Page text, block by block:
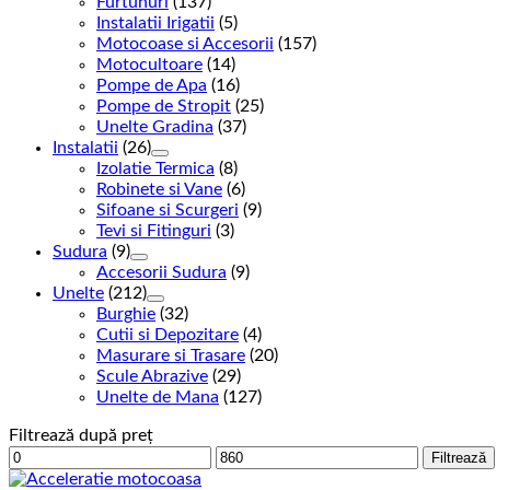
Instalatii Irigatii (5)
Motocoase si Accesorii (157)
Motocultoare (14)
Pompe de Apa (16)
Pompe de Stropit (25)
Unelte Gradina (37)
Instalatii (26)
Izolatie Termica (8)
Robinete si Vane (6)
Sifoane si Scurgeri (9)
Tevi si Fitinguri (3)
Sudura (9)
Accesorii Sudura (9)
Unelte (212)
Burghie (32)
Cutii si Depozitare (4)
Masurare si Trasare (20)
Scule Abrazive (29)
Unelte de Mana (127)
Filtrează după preț
Preț
minim
Preț
Filtrează